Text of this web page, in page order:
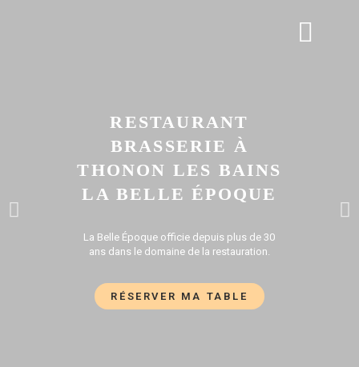
RESTAURANT
BRASSERIE À
THONON LES BAINS
LA BELLE ÉPOQUE
La Belle Époque officie depuis plus de 30
ans dans le domaine de la restauration.
RÉSERVER MA TABLE